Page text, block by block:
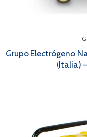
Grupo Electrógeno
(Italia)